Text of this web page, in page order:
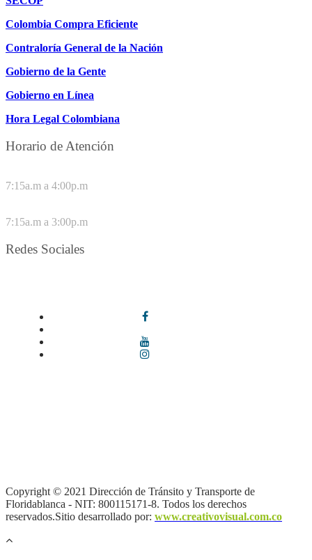
Colombia Compra Eficiente
Contraloría General de la Nación
Gobierno de la Gente
Gobierno en Línea
Hora Legal Colombiana
Horario de Atención
7:15a.m a 4:00p.m
7:15a.m a 3:00p.m
Redes Sociales
Copyright © 2021 Dirección de Tránsito y Transporte de
Floridablanca - NIT: 800115171-8. Todos los derechos
reservados.Sitio desarrollado por: www.creativovisual.com.co